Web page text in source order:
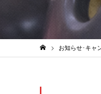
お知らせ･キャ